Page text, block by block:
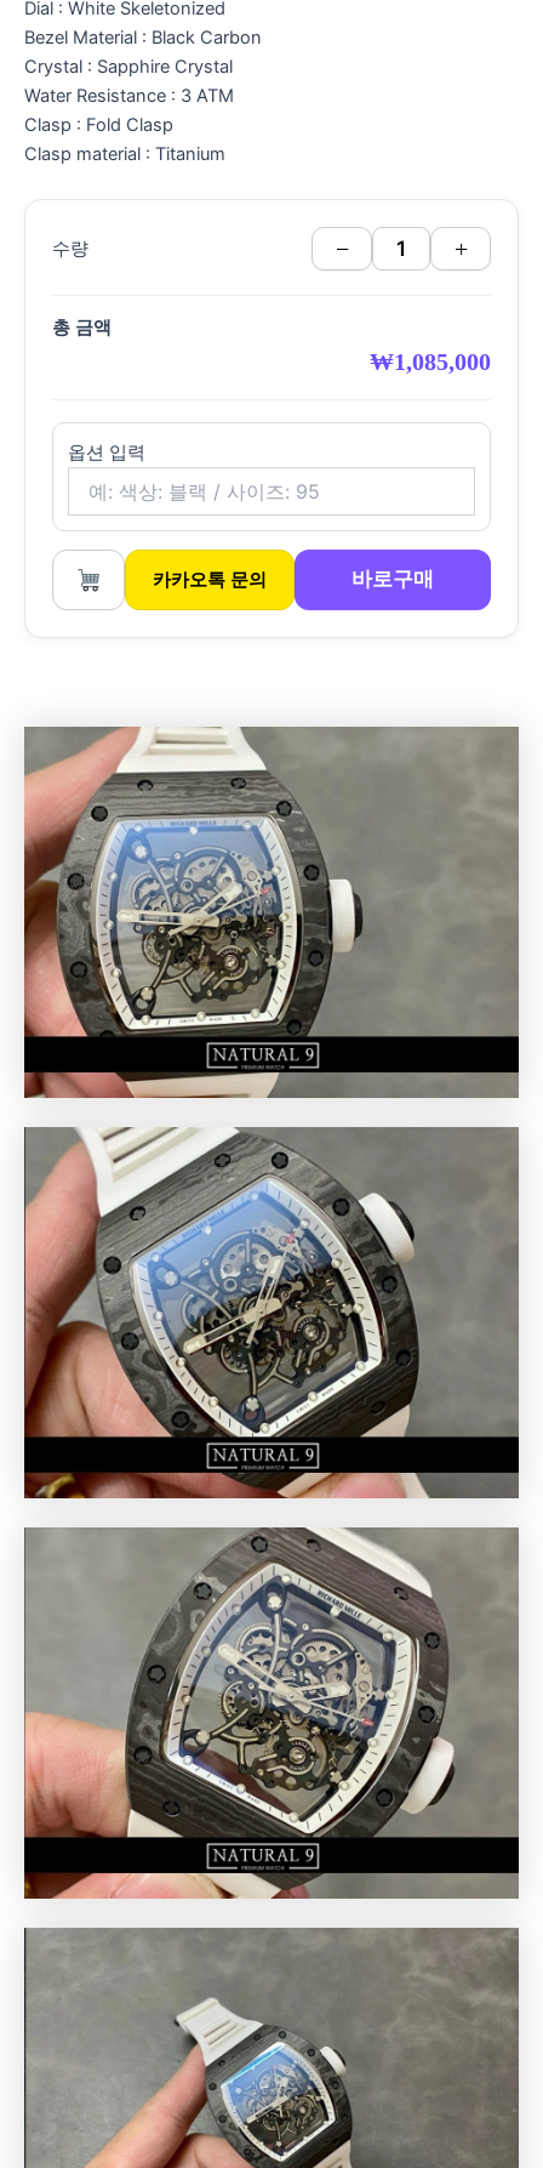
Dial : White Skeletonized
Bezel Material : Black Carbon
Crystal : Sapphire Crystal
Water Resistance : 3 ATM
Clasp : Fold Clasp
Clasp material : Titanium
수량 − +
총 금액
₩1,085,000
옵션 입력
카카오톡 문의 바로구매